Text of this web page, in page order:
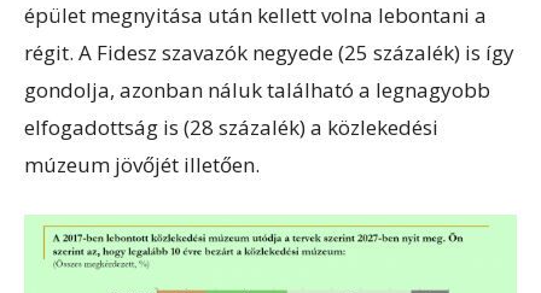
épület megnyitása után kellett volna lebontani a
régit. A Fidesz szavazók negyede (25 százalék) is így
gondolja, azonban náluk található a legnagyobb
elfogadottság is (28 százalék) a közlekedési
múzeum jövőjét illetően.